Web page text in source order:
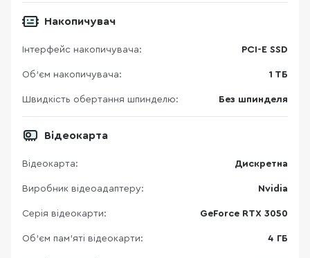
Накопичувач
Інтерфейс накопичувача: PCI-E SSD
Об'єм накопичувача: 1 ТБ
Швидкість обертання шпинделю: Без шпинделя
Відеокарта
Відеокарта: Дискретна
Виробник відеоадаптеру: Nvidia
Серія відеокарти: GeForce RTX 3050
Об’єм пам’яті відеокарти: 4 ГБ